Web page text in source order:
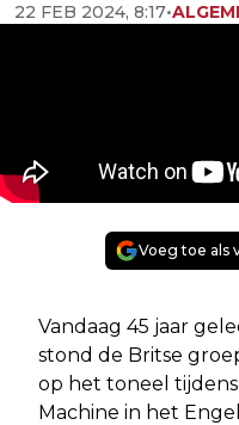
22 FEB 2024, 8:17•
Voeg toe als
Vandaag 45 jaar
stond de Britse
op het toneel
Machine in het